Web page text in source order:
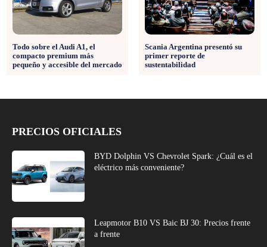
Todo sobre el Audi A1, el
compacto premium más
pequeño y accesible del mercado
Scania Argentina presentó su
primer reporte de
sustentabilidad
PRECIOS OFICIALES
BYD Dolphin VS Chevrolet Spark: ¿Cuál es el
eléctrico más conveniente?
Leapmotor B10 VS Baic BJ 30: Precios frente
a frente